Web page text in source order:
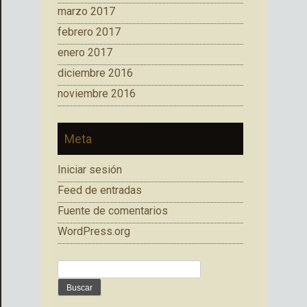
marzo 2017
febrero 2017
enero 2017
diciembre 2016
noviembre 2016
Meta
Iniciar sesión
Feed de entradas
Fuente de comentarios
WordPress.org